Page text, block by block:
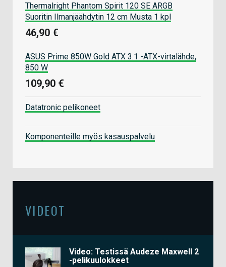
Thermalright Phantom Spirit 120 SE ARGB
Suoritin Ilmanjäähdytin 12 cm Musta 1 kpl
46,90 €
ASUS Prime 850W Gold ATX 3.1 -ATX-virtalähde,
850 W
109,90 €
Datatronic pelikoneet
Komponenteille myös kasauspalvelu
VIDEOT
Video: Testissä Audeze Maxwell 2
-pelikuulokkeet